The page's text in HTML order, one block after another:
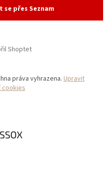
se přes Seznam
Shoptet
práva vyhrazena.Upravit
cookies